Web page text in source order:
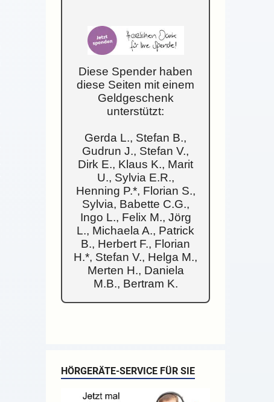
Diese Spender haben
diese Seiten mit einem
Geldgeschenk
unterstützt:
Gerda L., Stefan B.,
Gudrun J., Stefan V.,
Dirk E., Klaus K., Marit
U., Sylvia E.R.,
Henning P.*, Florian S.,
Sylvia, Babette C.G.,
Ingo L., Felix M., Jörg
L., Michaela A., Patrick
B., Herbert F., Florian
H.*, Stefan V., Helga M.,
Merten H., Daniela
M.B., Bertram K.
HÖRGERÄTE-SERVICE FÜR SIE